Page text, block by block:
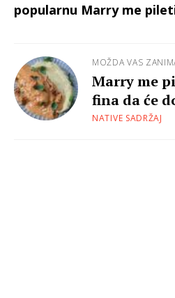
popularnu Marry me
MOŽDA VAS
Marry me
fina da će
NATIVE SADRŽAJ